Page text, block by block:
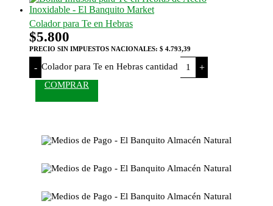
Colador para Te en Hebras
$5.800
PRECIO SIN IMPUESTOS NACIONALES: $ 4.793,39
- Colador para Te en Hebras cantidad +
COMPRAR